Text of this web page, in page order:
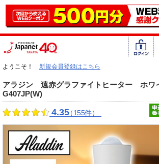
ようこそ！ 新規会員登録はこちら
アラジン 遠赤グラファイトヒーター ホ
G407JP(W)
4.35（155件）